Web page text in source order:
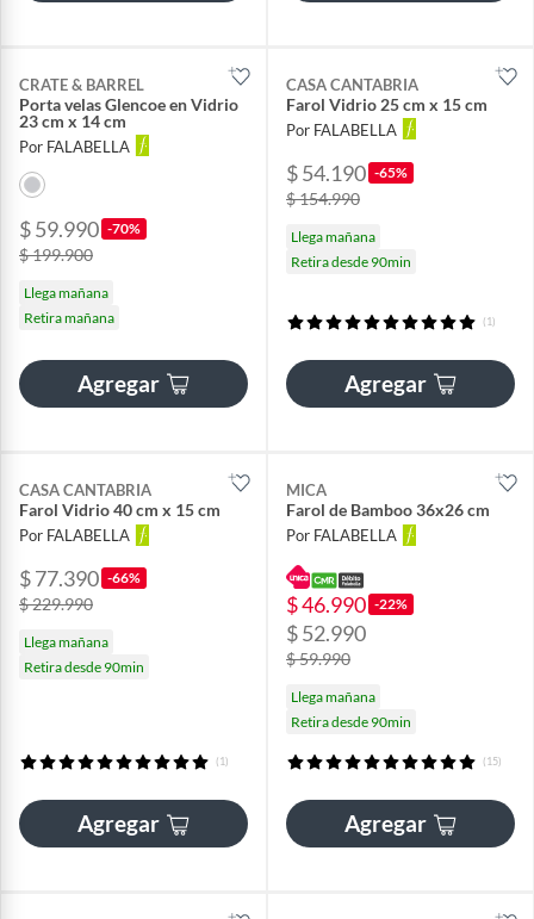
CRATE & BARREL
Porta velas Glencoe en Vidrio
23 cm x 14 cm
Por FALABELLA
$ 59.990 -70%
$ 199.900
Llega mañana
Retira mañana
Agregar
CASA CANTABRIA
Farol Vidrio 25 cm x 15 cm
Por FALABELLA
$ 54.190 -65%
$ 154.990
Llega mañana
Retira desde 90min
(1)
Agregar
CASA CANTABRIA
Farol Vidrio 40 cm x 15 cm
Por FALABELLA
$ 77.390 -66%
$ 229.990
Llega mañana
Retira desde 90min
(1)
Agregar
MICA
Farol de Bamboo 36x26 cm
Por FALABELLA
$ 46.990 -22%
$ 52.990
$ 59.990
Llega mañana
Retira desde 90min
(15)
Agregar